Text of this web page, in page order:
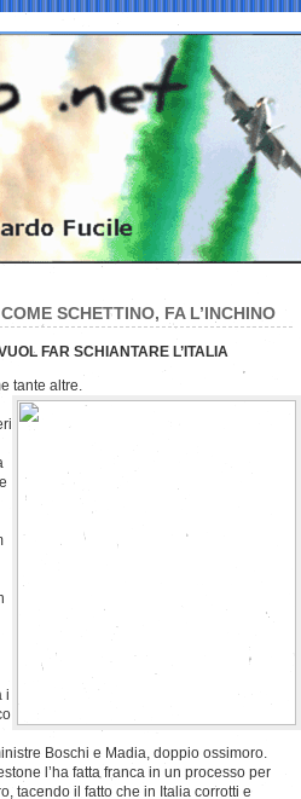
SCHETTINO, FA L’INCHINO
FAR SCHIANTARE L’ITALIA
tante altre.
i
Boschi e Madia, doppio ossimoro.
l’ha fatta franca in un processo per
tacendo il fatto che in Italia corrotti e